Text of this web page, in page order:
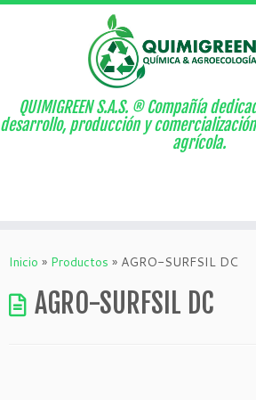
QUIMIGREEN S.A.S. ® Compañía
desarrollo, producción y
agrícola.
Inicio » Productos » AGRO-SURFSIL DC
AGRO-SURFSIL DC